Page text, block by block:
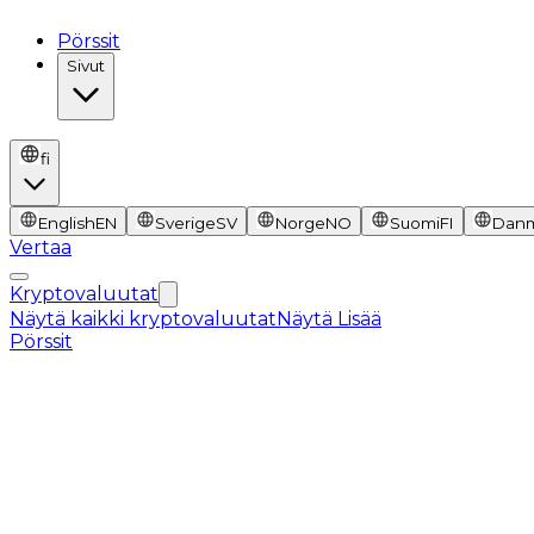
Pörssit
Sivut
fi
EnglishEN SverigeSV NorgeNO SuomiFI
Vertaa
Kryptovaluutat
Näytä kaikki kryptovaluutatNäytä Lisää
Pörssit